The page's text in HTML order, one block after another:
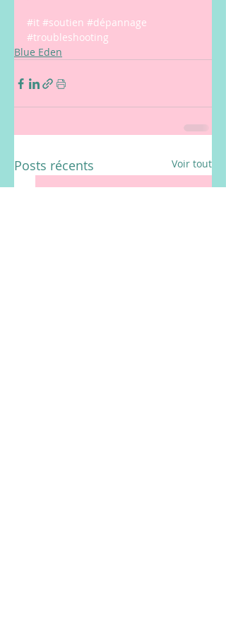
#it #soutien #dépannage
#troubleshooting
Blue Eden
Posts récents Voir tout